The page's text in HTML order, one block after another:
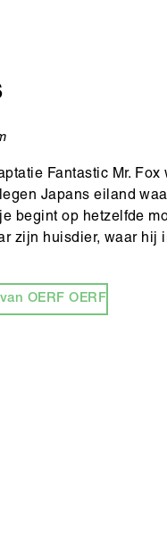
Fantastic Mr.
Japans eiland
begint op hetzelfde
zijn huisdier, waar
OERF OERF